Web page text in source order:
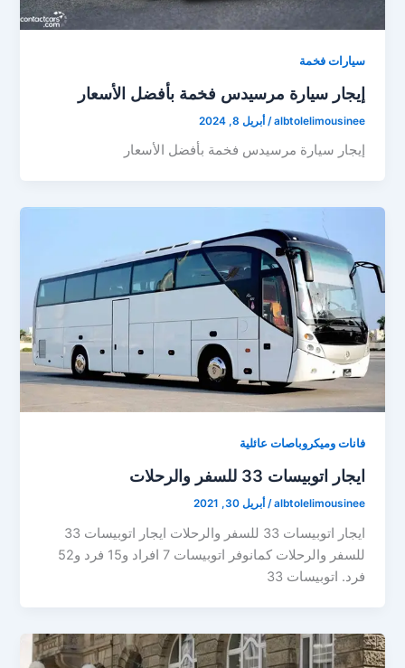
سيارات فخمة
إيجار سيارة مرسيدس فخمة بأفضل الأسعار
albtolelimousinee
/أبريل 8, 2024
إيجار سيارة مرسيدس فخمة بأفضل الأسعار
فانات وميكروباصات عائلية
ايجار اتوبيسات 33 للسفر والرحلات
albtolelimousinee
/ أبريل 30, 2021
ايجار اتوبيسات 33 للسفر والرحلات ايجار اتوبيسات 33
للسفر والرحلات كمانوفر اتوبيسات 7 افراد و15 فرد و52
فرد. اتوبيسات 33